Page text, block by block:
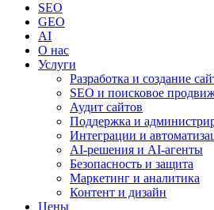
SEO
GEO
AI
О нас
Услуги
Разработка и создание
SEO и поисковое
Аудит сайтов
Поддержка и
Интеграции и
AI-решения и AI-агенты
Безопасность и защита
Маркетинг и аналитика
Контент и дизайн
Цены